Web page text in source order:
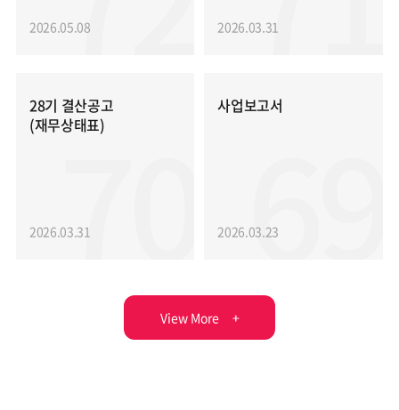
2026.05.08 2026.03.31
70
28기 결산공고
(재무상태표)
2026.03.31 69
사업보고서
2026.03.23
View More